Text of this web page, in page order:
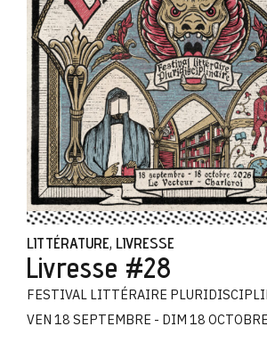
LITTÉRATURE, LIVRESSE
Livresse #28
FESTIVAL LITTÉRAIRE
VEN 18 SEPTEMBRE - DIM 18 OCTOBRE